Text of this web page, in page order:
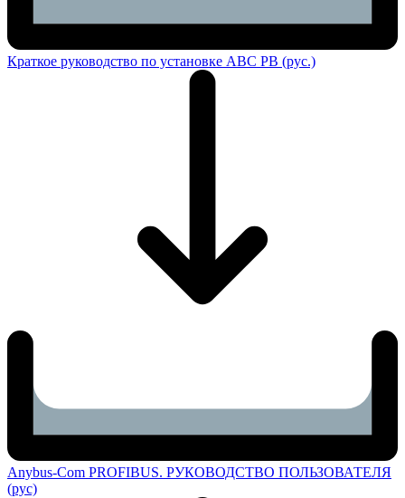
Краткое руководство по установке ABC PB (рус.)
Anybus-Com PROFIBUS. РУКОВОДСТВО ПОЛЬЗОВАТЕЛЯ
(рус)